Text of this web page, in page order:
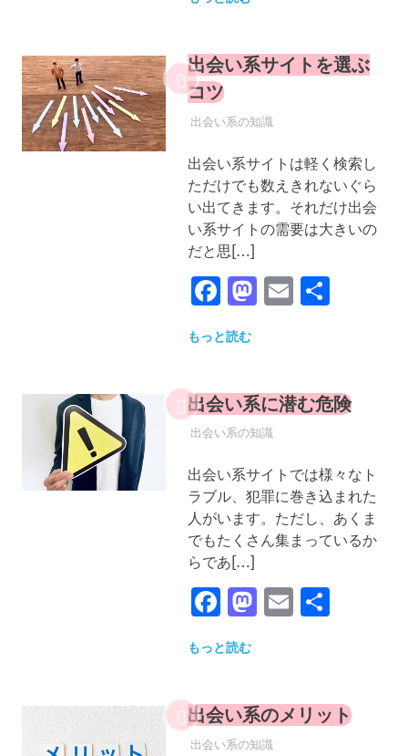
出会い系サイトを選ぶ
コツ
2022年12月25日
YYYPRO
出会い系の知識
出会い系サイトは軽く検索し
ただけでも数えきれないぐら
い出てきます。それだけ出会
い系サイトの需要は大きいの
だと思[…]
Facebook
Mastodon
Email
共
もっと読む
出会い系に潜む危険
2022年12月25日
YYYPRO
出会い系の知識
出会い系サイトでは様々なト
ラブル、犯罪に巻き込まれた
人がいます。ただし、あくま
でもたくさん集まっているか
らであ[…]
Facebook
Mastodon
Email
共
もっと読む
出会い系のメリット
2022年12月25日
YYYPRO
出会い系の知識